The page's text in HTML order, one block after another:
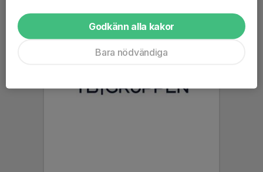
Godkänn alla kakor
Bara nödvändiga